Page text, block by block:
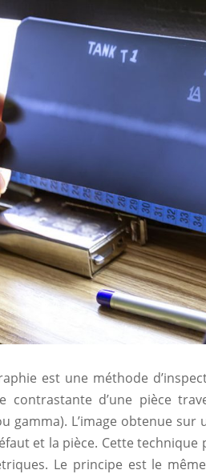
est une méthode
contrastante d’une pièce
gamma). L’image obtenue
et la pièce. Cette
Le principe est le